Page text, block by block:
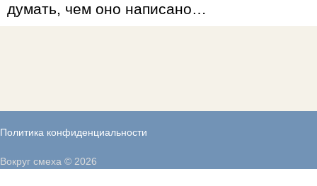
думать, чем оно написано…
Политика конфиденциальности
Вокруг смеха © 2026